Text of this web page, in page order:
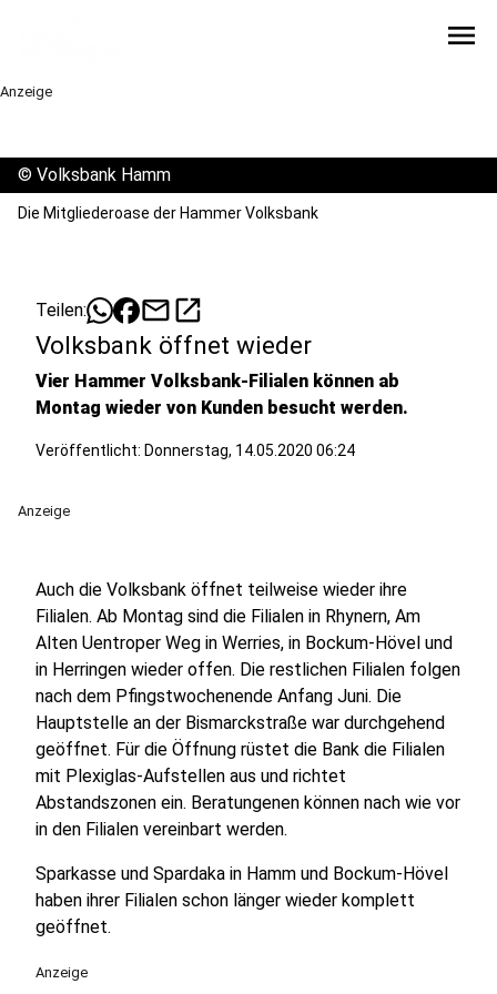
menu
Anzeige
© Volksbank Hamm
Die Mitgliederoase der Hammer Volksbank
Teilen: mailopen_in_new
Volksbank öffnet wieder
Vier Hammer Volksbank-Filialen können ab
Montag wieder von Kunden besucht werden.
Veröffentlicht: Donnerstag, 14.05.2020 06:24
Anzeige
Auch die Volksbank öffnet teilweise wieder ihre
Filialen. Ab Montag sind die Filialen in Rhynern, Am
Alten Uentroper Weg in Werries, in Bockum-Hövel und
in Herringen wieder offen. Die restlichen Filialen folgen
nach dem Pfingstwochenende Anfang Juni. Die
Hauptstelle an der Bismarckstraße war durchgehend
geöffnet. Für die Öffnung rüstet die Bank die Filialen
mit Plexiglas-Aufstellen aus und richtet
Abstandszonen ein. Beratungenen können nach wie vor
in den Filialen vereinbart werden.
Sparkasse und Spardaka in Hamm und Bockum-Hövel
haben ihrer Filialen schon länger wieder komplett
geöffnet.
Anzeige